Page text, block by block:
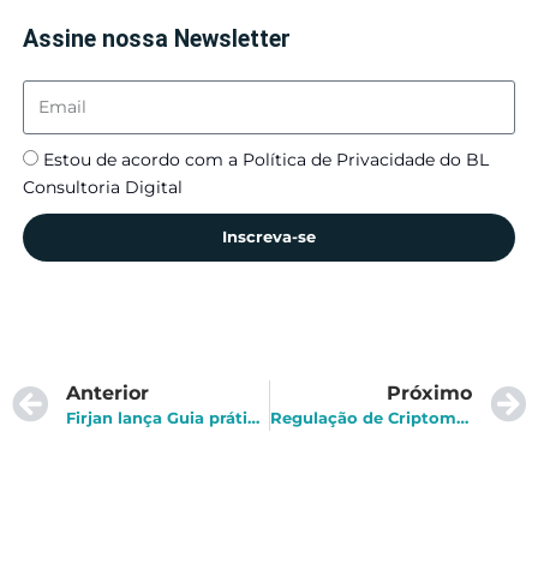
Assine nossa Newsletter
Estou de acordo com a Política de Privacidade do BL
Consultoria Digital
Inscreva-se
Anterior
Firjan lança Guia prático de LGPD para empreendedores
Próximo
Regulação de Criptomoedas na China: Como o Bitcoin é regulado do outro lado do mundo?